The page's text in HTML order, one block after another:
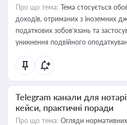
Про що тема: Тема стосується
доходів, отриманих з іноземних
податкових зобов’язань та
уникнення подвійного
Telegram канали для
кейси, практичні поради
Про що тема: Огляди